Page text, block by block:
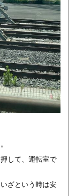
して、運転室で
ざという時は安